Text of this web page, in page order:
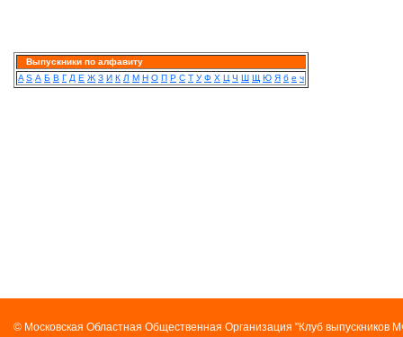
Выпускники по алфавиту
A S А Б В Г Д Е Ж З И К Л М Н О П Р С Т У Ф Х Ц Ч Ш Щ Ю Я б е ч
© Московская Областная Общественная Организация "Клуб выпускников